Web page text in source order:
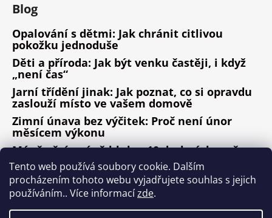
Tento web používá soubory cookie. Dalším
procházením tohoto webu vyjadřujete souhlas s jejich
používáním.. Více informacízde.
Blog
Opalování s dětmi: Jak chránit citlivou
pokožku jednoduše
Děti a příroda: Jak být venku častěji, i když
„není čas“
Jarní třídění jinak: Jak poznat, co si opravdu
zaslouží místo ve vašem domově
Zimní únava bez výčitek: Proč není únor
měsícem výkonu
Méně věcí, méně hluku: 10 drobných změn,
které fungují
ARCHIV